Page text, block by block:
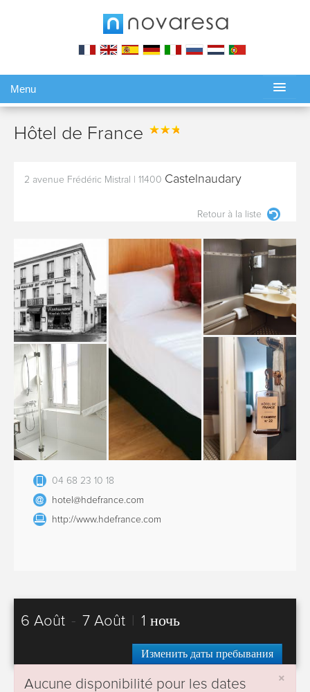
Menu
Hôtel de France
2 avenue Frédéric Mistral 11400 Castelnaudary
Retour à la liste
04 68 23 10 18
hotel@hdefrance.com
http://www.hdefrance.com
6 Août - 7 Août 1 ночь
Изменить даты пребывания
×
Aucune disponibilité pour les dates